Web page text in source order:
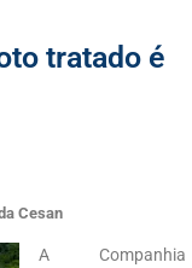
tratado é
Cesan
A Companhia